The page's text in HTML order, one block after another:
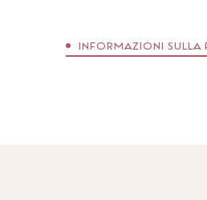
spazio per il relax. Prima della
INFORMAZIONI SULLA